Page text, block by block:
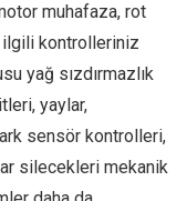
muhafaza, rot
ilgili kontrolleriniz
yağ sızdırmazlık
yaylar,
sensör kontrolleri,
silecekleri mekanik